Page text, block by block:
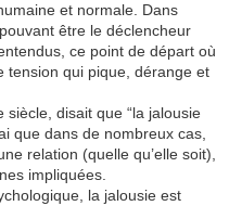
et normale. Dans
être le déclencheur
ce point de départ où
tension qui pique, dérange et
disait que “la jalousie
que dans de nombreux cas,
relation (quelle qu’elle soit),
impliquées.
la jalousie est